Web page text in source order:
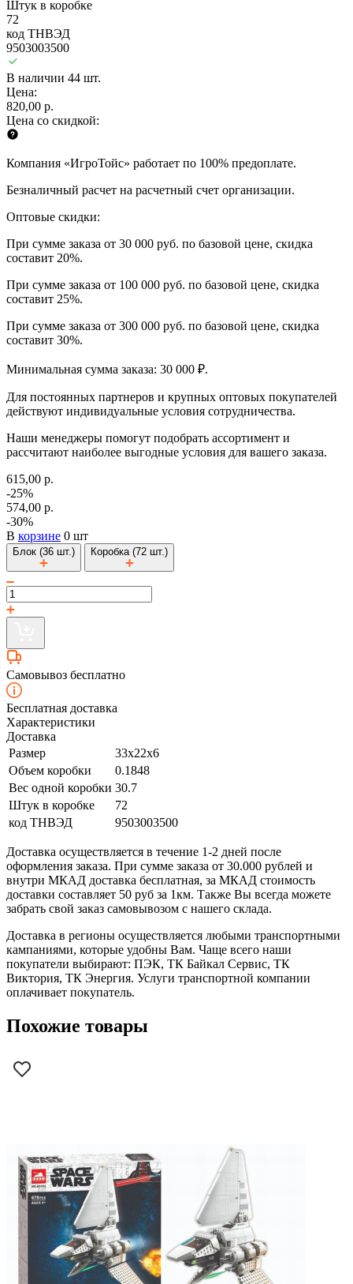
Штук в коробке
72
код ТНВЭД
9503003500
В наличии 44 шт.
Цена:
820,00 р.
Цена со скидкой:
Компания «ИгроТойс» работает по 100% предоплате.
Безналичный расчет на расчетный счет организации.
Оптовые скидки:
При сумме заказа от 30 000 руб. по базовой цене, скидка
составит 20%.
При сумме заказа от 100 000 руб. по базовой цене, скидка
составит 25%.
При сумме заказа от 300 000 руб. по базовой цене, скидка
составит 30%.
Минимальная сумма заказа: 30 000 ₽.
Для постоянных партнеров и крупных оптовых покупателей
действуют индивидуальные условия сотрудничества.
Наши менеджеры помогут подобрать ассортимент и
рассчитают наиболее выгодные условия для вашего заказа.
615,00 р.
-25%
574,00 р.
-30%
В корзине 0 шт
Блок (36 шт.) Коробка (72 шт.)
Самовывоз бесплатно
Бесплатная доставка
Характеристики
Доставка
Размер
33x22x6
Объем коробки
0.1848
Вес одной коробки 30.7
Штук в коробке
72
код ТНВЭД
9503003500
Доставка осуществляется в течение 1-2 дней после
оформления заказа. При сумме заказа от 30.000 рублей и
внутри МКАД доставка бесплатная, за МКАД стоимость
доставки составляет 50 руб за 1км. Также Вы всегда можете
забрать свой заказ самовывозом с нашего склада.
Доставка в регионы осуществляется любыми транспортными
кампаниями, которые удобны Вам. Чаще всего наши
покупатели выбирают: ПЭК, ТК Байкал Сервис, ТК
Виктория, ТК Энергия. Услуги транспортной компании
оплачивает покупатель.
Похожие товары